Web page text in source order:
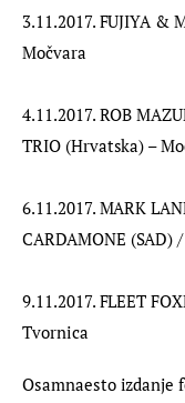
3.11.2017. FUJIYA &
Močvara
4.11.2017. ROB
TRIO (Hrvatska) –
6.11.2017. MARK
CARDAMONE (SAD)
9.11.2017. FLEET
Tvornica
Osamnaesto izdanje